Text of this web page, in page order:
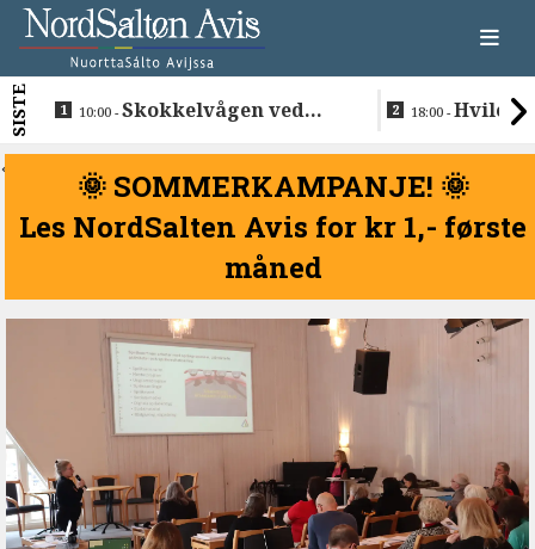
SISTE 10:00 -Skokkelvågen ved
18:00 -Hvile i
<
🌞 SOMMERKAMPANJE! 🌞
Les NordSalten Avis for kr 1,- første
måned